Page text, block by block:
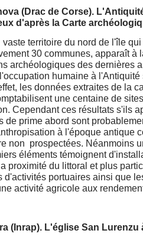
(Drac de Corse).
d'après la Carte
vaste territoire du nord de l'île
30 communes, apparaît à
archéologiques des dernières
humaine à
les données extraites de la
une centaine de
Cependant ces résultats s'ils
de prime abord sont
à l'époque antique
non prospectées. Néanmoins
éléments témoignent
proximité du littoral et plus
d'activités portuaires ainsi que
activité agricole aux
(Inrap). L'église San Lurenzu